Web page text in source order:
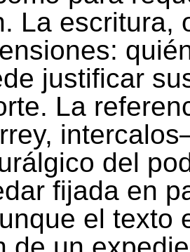
La escritura,
justificar
La
intercalos
del
fijada en
el texto